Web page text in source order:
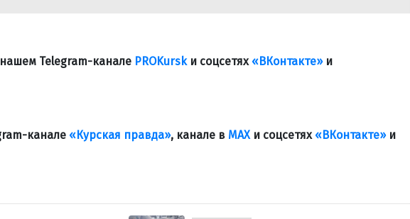
Telegram-канале PROKurskи соцсетях «ВКонтакте»и
канале «Курская правда», канале в МАХи соцсетях «ВКонтакте»и